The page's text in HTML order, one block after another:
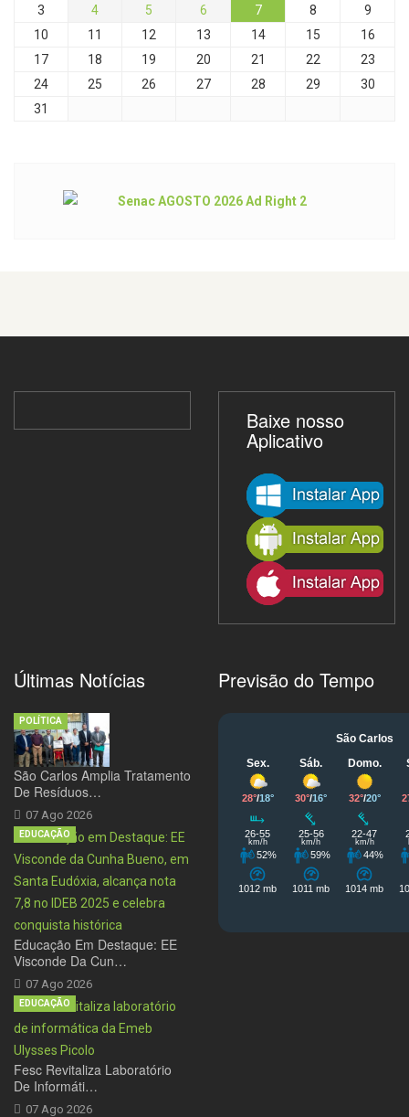
3
4 5 6 7 8
9
10
11 12 13 14 15
16
17
18 19 20 21 22
23
24
25 26 27 28 29
30
31
Baixe nosso
Aplicativo
Últimas Notícias
São Carlos Amplia Tratamento
De Resíduos…
07 Ago 2026
POLÍTICA
Educação Em Destaque: EE
Visconde Da Cun…
07 Ago 2026
EDUCAÇÃO
Fesc Revitaliza Laboratório
De Informáti…
07 Ago 2026
EDUCAÇÃO
Previsão do Tempo